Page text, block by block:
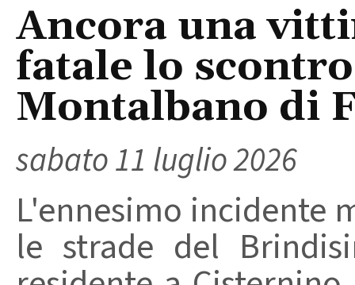
Ancora una
fatale lo
Montalbano di
sabato 11 luglio 2026
L'ennesimo incidente
le strade del